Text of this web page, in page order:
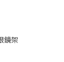
鏡架